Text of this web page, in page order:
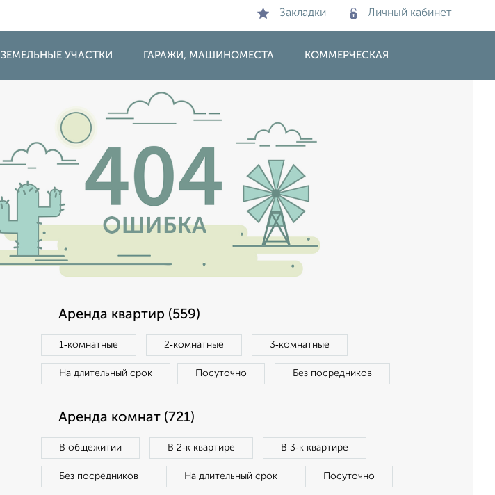
Закладки Личный кабинет
ЗЕМЕЛЬНЫЕ УЧАСТКИ ГАРАЖИ, МАШИНОМЕСТА КОММЕРЧЕСКАЯ
Аренда квартир (559)
1‑комнатные 2‑комнатные 3‑комнатные
На длительный срок Посуточно Без посредников
Аренда комнат (721)
В общежитии В 2‑к квартире В 3‑к квартире
Без посредников На длительный срок Посуточно